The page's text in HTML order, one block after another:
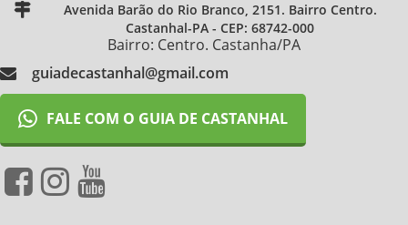
Avenida Barão do Rio Branco, 2151. Bairro Centro.
Castanhal-PA - CEP: 68742-000
Bairro: Centro. Castanha/PA
guiadecastanhal@gmail.com
FALE COM O GUIA DE CASTANHAL